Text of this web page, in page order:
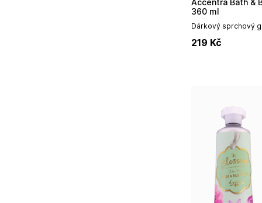
Dárkový sprchový
krabičce, vůně:
360 ml
219 Kč